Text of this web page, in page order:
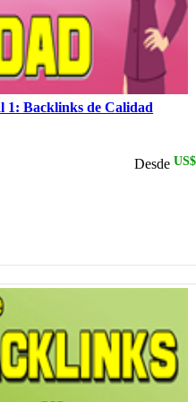
Como plus, entregan más de
ver cómo suben los links!
serp pero el trabajo fue bien
solicito, ahora veremos como
1: Backlinks de Calidad
Desde US$